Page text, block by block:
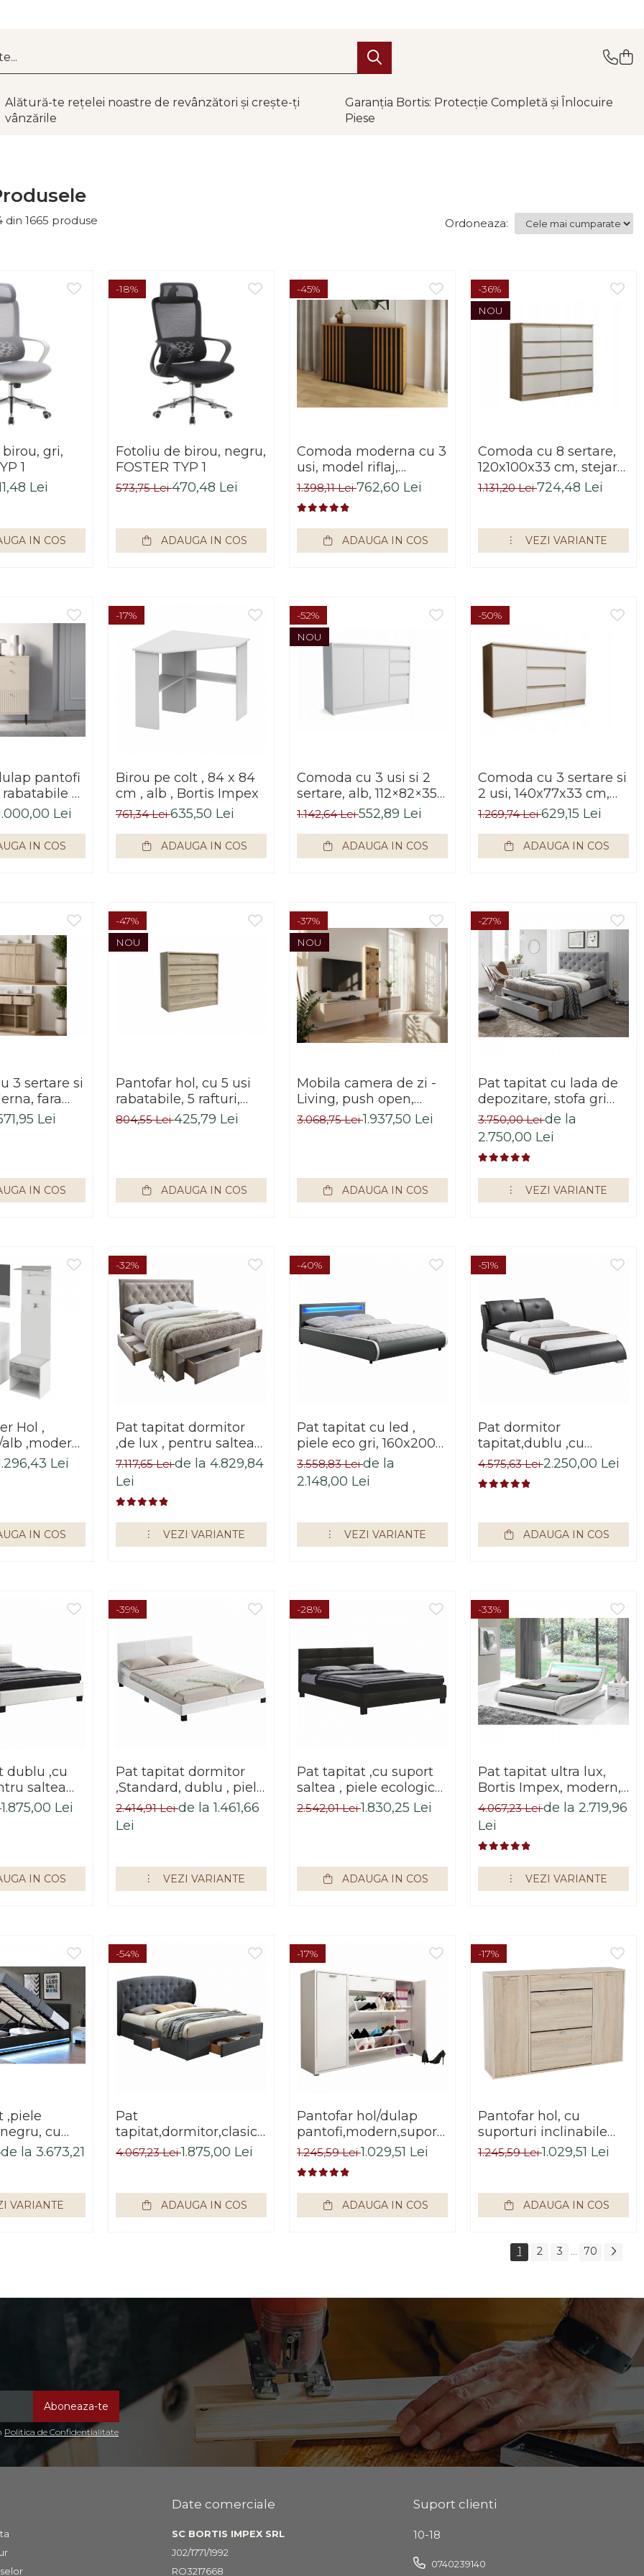
Alătură-te rețelei noastre de revânzători și crește-ți
vânzările
Garanția Bortis: Protecție Completă și Înlocuire
Piese
din 1665 produse Ordoneaza:
gri,
1
Lei
IN COS
-18%
Fotoliu de birou, negru,
FOSTER TYP 1
573,75 Lei470,48 Lei
ADAUGA IN COS
-45%
Comoda moderna cu 3
usi, model riflaj,
negru/stejar artisan,
120x88x44 cm, Bortis
impex
1.398,11 Lei762,60 Lei
ADAUGA IN COS
-36%
NOU
Comoda cu 8 sertare,
120x100x33 cm, stejar
sonoma/alb, pentru
hol, living, dormitor,
1.131,20 Lei724,48 Lei
VEZI VARIANTE
pantofi
si
casmir,
, 98x
usa mdf cu
picioare
Lei
IN COS
-17%
Birou pe colt , 84 x 84
cm , alb , Bortis Impex
761,34 Lei635,50 Lei
ADAUGA IN COS
-52%
NOU
Comoda cu 3 usi si 2
sertare, alb, 112×82×35
cm, Bortis Impex
1.142,64 Lei552,89 Lei
ADAUGA IN COS
-50%
Comoda cu 3 sertare si
2 usi, 140x77x33 cm,
stejar sonoma/alb,
1.269,74 Lei629,15 Lei
ADAUGA IN COS
3 sertare si
fara
cm,
pentru
hol,
Lei
IN COS
-47%
NOU
Pantofar hol, cu 5 usi
rabatabile, 5 rafturi,
90x87x33 cm, stejar
804,55 Lei425,79 Lei
ADAUGA IN COS
-37%
NOU
Mobila camera de zi -
Living, push open,
prindere perete
suspendata, 220 cm
adancime , riflaj
perete, casmir
3.068,75 Lei1.937,50 Lei
ADAUGA IN COS
-27%
Pat tapitat cu lada de
depozitare, stofa gri
,tablie nasturi
matlasata,Bortis Impex
3.750,00 Leide la
2.750,00 Lei
VEZI VARIANTE
,
,modern,
Lei
IN COS
-32%
Pat tapitat dormitor
,de lux , pentru saltea
180x200 cm, stofa
gri,cu sertare si suport
saltea inclus
7.117,65 Leide la 4.829,84
Lei
VEZI VARIANTE
-40%
Pat tapitat cu led ,
piele eco gri, 160x200
cm, cu suport saltea
inclus,Bortis Impex
3.558,83 Leide la
2.148,00 Lei
VEZI VARIANTE
-51%
Pat dormitor
tapitat,dublu ,cu
tetiere, piele eco
neagra/alba, suport
saltea
4.575,63 Lei2.250,00 Lei
ADAUGA IN COS
dublu ,cu
saltea
Impex
1.875,00 Lei
IN COS
-39%
Pat tapitat dormitor
,Standard, dublu , piele
ecologica alb
2.414,91 Leide la 1.461,66
Lei
VEZI VARIANTE
-28%
Pat tapitat ,cu suport
saltea , piele ecologica
neagra 160 x 200 cm
2.542,01 Lei1.830,25 Lei
ADAUGA IN COS
-33%
Pat tapitat ultra lux,
Bortis Impex, modern,
alb, cu led
4.067,23 Leide la 2.719,96
Lei
VEZI VARIANTE
,piele
cu
si somiera
Impex
de la 3.673,21
VARIANTE
-54%
Pat
tapitat,dormitor,clasic/vintage,stofa
gri,cu 3 sertare ,suport
saltea inclus,Bortis
4.067,23 Lei1.875,00 Lei
ADAUGA IN COS
-17%
Pantofar hol/dulap
pantofi,modern,suporturi
inclinabile,alb,120x85x28cm,Bortis
1.245,59 Lei1.029,51 Lei
ADAUGA IN COS
-17%
Pantofar hol, cu
suporturi inclinabile
pantofi, sertar ,stejar
sonoma,practic/
1.245,59 Lei1.029,51 Lei
ADAUGA IN COS
1 2 3 70
Politica de Confidentialitate
Date comerciale
SC BORTIS IMPEX SRL
J02/1771/1992
RO3217668
Suport clienti
10-18
0740239140